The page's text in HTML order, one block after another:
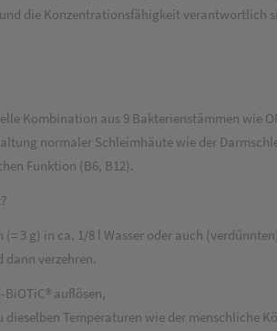
die Konzentrationsfähigkeit verantwortlich
Kombination aus 9 Bakterienstämmen wie
normaler Schleimhäute wie der
Funktion (B6, B12).
3 g) in ca. 1/8 l Wasser oder auch
verzehren.
auflösen,
Temperaturen wie der menschliche